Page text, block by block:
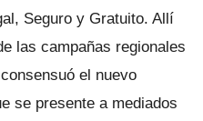
Seguro y Gratuito. Allí
las campañas regionales
el nuevo
se presente a mediados